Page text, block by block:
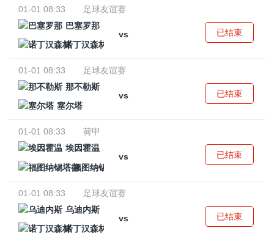
01-01 08:33
足球友谊赛
巴塞罗那
vs
诺丁汉森林
已结束
01-01 08:33
足球友谊赛
那不勒斯
vs
塞尔塔
已结束
01-01 08:33
荷甲
埃因霍温
vs
福图纳锡塔德
已结束
01-01 08:33
足球友谊赛
乌迪内斯
vs
诺丁汉森林
已结束